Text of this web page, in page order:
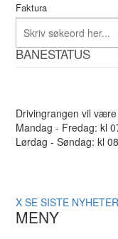
Faktura
BANESTATUS
Drivingrangen vil
Mandag - Fredag: kl
Lørdag - Søndag: kl
X SE SISTE NYHETER
MENY